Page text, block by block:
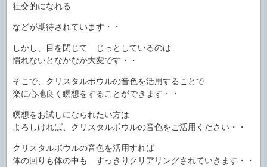
社交的になれる
などが期待されています・・
しかし、目を閉じて じっとしているのは
慣れないとなかなか大変です・・
そこで、クリスタルボウルの音色を活用することで
楽に心地良く瞑想をすることができます・・
瞑想をお試しになられたい方は
よろしければ、クリスタルボウルの音色をご活用ください・・
クリスタルボウルの音色を活用すれば
体の回りも体の中も すっきりクリアリングされていきます・・